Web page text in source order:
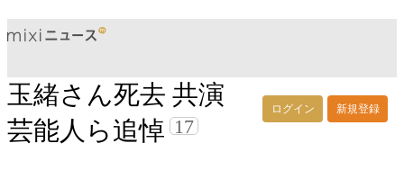
ログイン 新規登録
玉緒さん死去 共演
芸能人ら追悼 17